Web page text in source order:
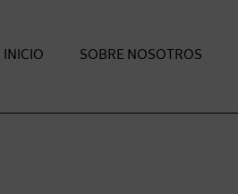
INICIO SOBRE NOSOTROS